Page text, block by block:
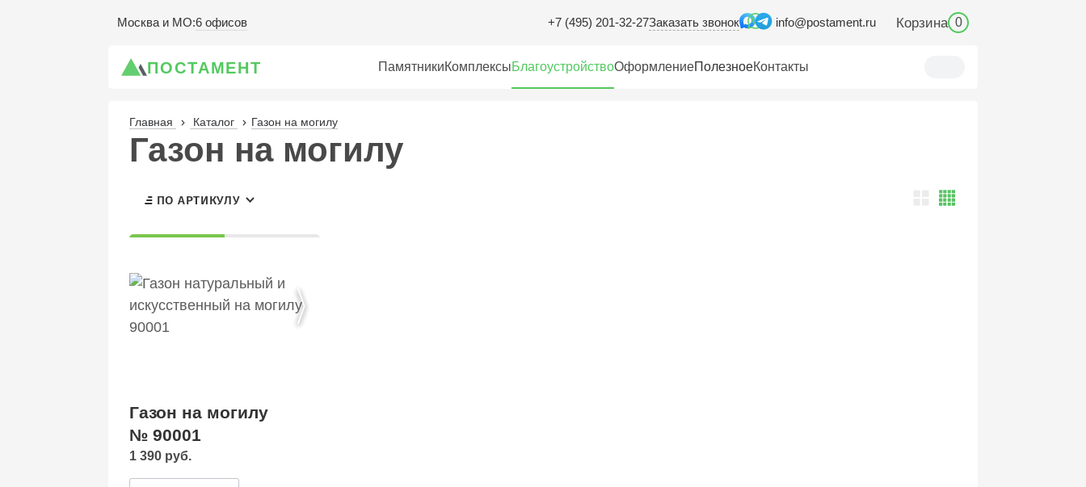
Москва и МО:6 офисов +7 (495) 201-32-27Заказать звонок info@postament.ru Корзина 0
ПОСТАМЕНТ ПамятникиКомплексыБлагоустройствоОформлениеПолезноеКонтакты
Главная Каталог Газон на могилу
Газон на могилу
ПО АРТИКУЛУ
Газон на могилу
№ 90001
1 390 руб.